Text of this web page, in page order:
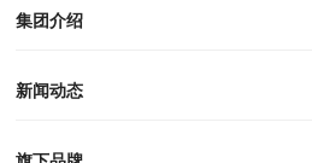
集团介绍
集团介绍
企业文化
人才招聘
商学院
VR全景展厅
董事长介绍
新闻动态
对外公告
家居资讯